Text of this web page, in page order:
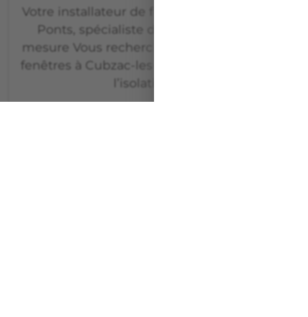
Votre installateur de fenêtres à Cubzac-les-
Ponts, spécialiste des menuiseries sur
mesure Vous recherchez un installateur de
fenêtres à Cubzac-les-Ponts pour améliorer
l’isolation, la…